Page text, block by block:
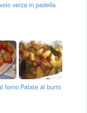
verza in padella
forno Patate al burro